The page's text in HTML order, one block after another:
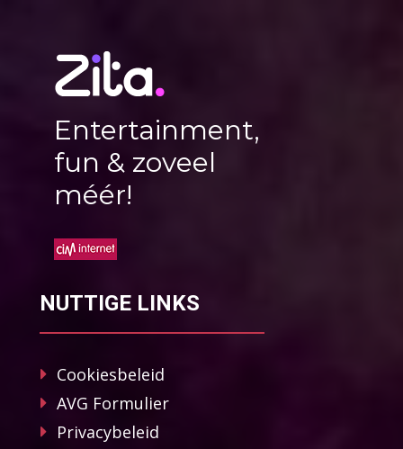
Entertainment,
fun & zoveel
méér!
NUTTIGE LINKS
Cookiesbeleid
AVG Formulier
Privacybeleid